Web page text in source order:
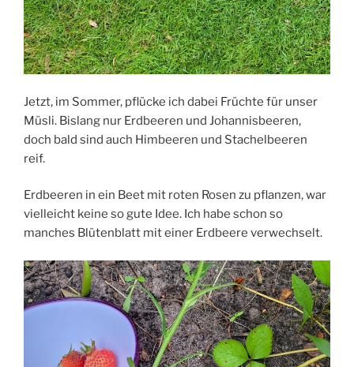
Jetzt, im Sommer, pflücke ich dabei Früchte für unser
Müsli. Bislang nur Erdbeeren und Johannisbeeren,
doch bald sind auch Himbeeren und Stachelbeeren
reif.
Erdbeeren in ein Beet mit roten Rosen zu pflanzen, war
vielleicht keine so gute Idee. Ich habe schon so
manches Blütenblatt mit einer Erdbeere verwechselt.